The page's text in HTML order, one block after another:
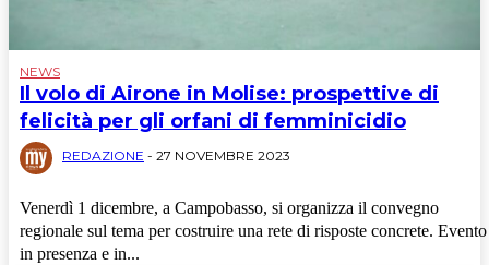
NEWS
Il volo di Airone in Molise: prospettive di
felicità per gli orfani di femminicidio
REDAZIONE - 27 NOVEMBRE 2023
Venerdì 1 dicembre, a Campobasso, si organizza il convegno
regionale sul tema per costruire una rete di risposte concrete. Evento
in presenza e in...